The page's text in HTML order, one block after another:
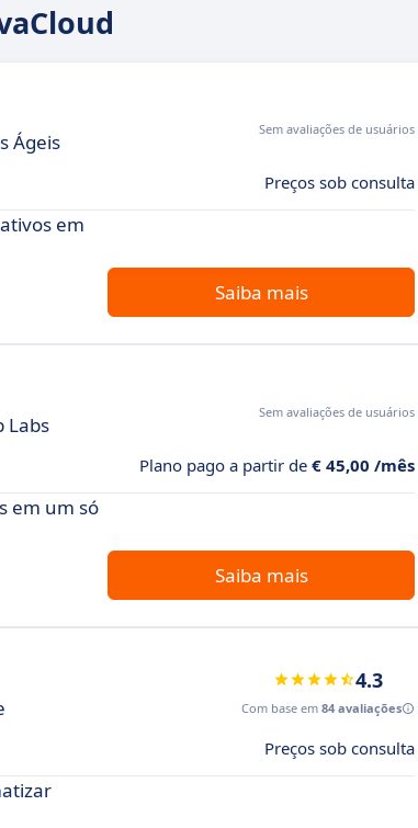
Ágeis
Sem avaliações de usuários
Preços sob consulta
em
Saiba mais
Labs
Sem avaliações de usuários
Plano pago a partir de € 45,00 /mês
em um só
Saiba mais
4.3
Com base em 84 avaliações
Preços sob consulta